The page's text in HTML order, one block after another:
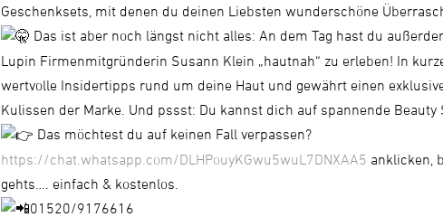
Geschenksets, mit denen du deinen Liebsten wunderschöne
Das ist aber noch längst nicht alles: An dem Tag hast du
Lupin Firmenmitgründerin Susann Klein „hautnah“ zu erleben! In
wertvolle Insidertipps rund um deine Haut und gewährt einen
Kulissen der Marke. Und pssst: Du kannst dich auf spannende Beauty
Das möchtest du auf keinen Fall verpassen?
https://chat.whatsapp.com/DLHPouyKGwu5wuL7DNXAA5 anklicken,
gehts…. einfach & kostenlos.
01520/9176616